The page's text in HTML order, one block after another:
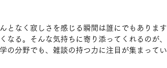
となく寂しさを感じる瞬間は誰にでもありま
なる。そんな気持ちに寄り添ってくれるのが、
の分野でも、雑談の持つ力に注目が集まってい